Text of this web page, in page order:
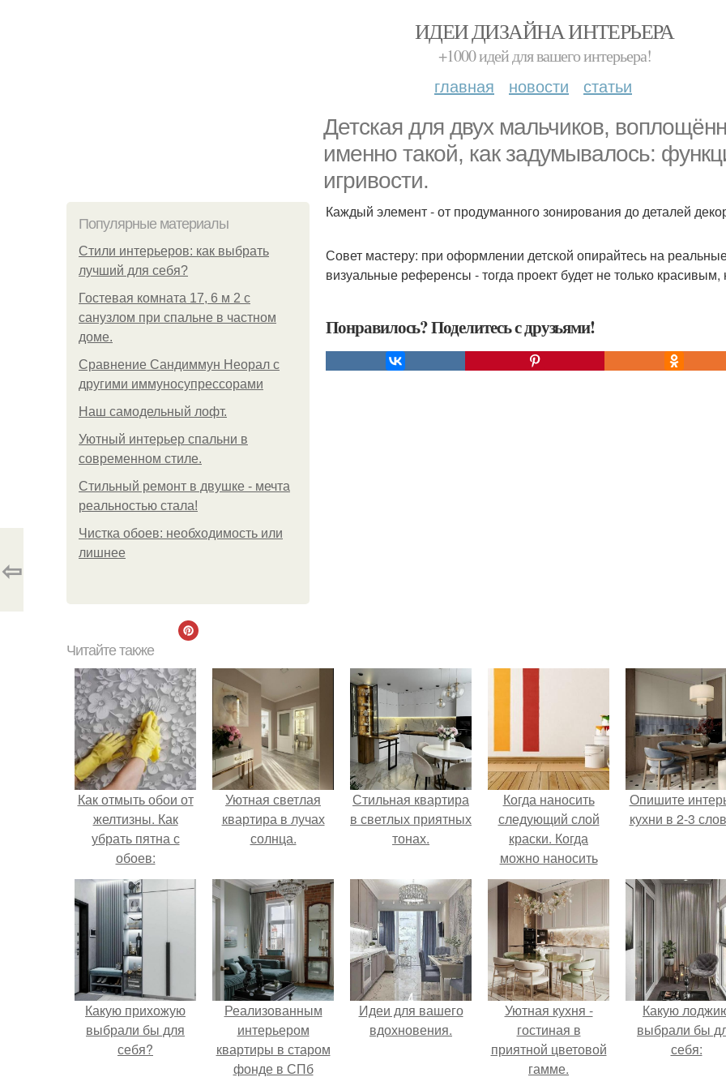
ИДЕИ ДИЗАЙНА ИНТЕРЬЕРА
+1000 идей для вашего интерьера!
главная новости статьи
Детская для двух мальчиков,
именно такой, как задумывалось:
игривости.
Популярные материалы
Стили интерьеров: как выбрать
лучший для себя?
Гостевая комната 17, 6 м 2 с
санузлом при спальне в частном
доме.
Сравнение Сандиммун Неорал с
другими иммуносупрессорами
Наш самодельный лофт.
Уютный интерьер спальни в
современном стиле.
Стильный ремонт в двушке - мечта
реальностью стала!
Чистка обоев: необходимость или
лишнее
Каждый элемент - от продуманного зонирования до деталей
Совет мастеру: при оформлении детской опирайтесь на
визуальные референсы - тогда проект будет не только
Понравилось? Поделитесь с друзьями!
⇦
Читайте также
Как отмыть обои от
желтизны. Как
убрать пятна с
обоев:
эффективные
народные средства
Уютная светлая
квартира в лучах
солнца.
Стильная квартира
в светлых приятных
тонах.
Когда наносить
следующий слой
краски. Когда
можно наносить
второй слой
краски?
Опишите
кухни в 2-3
Какую прихожую
выбрали бы для
себя?
Реализованным
интерьером
квартиры в старом
фонде в СПб
Идеи для вашего
вдохновения.
Уютная кухня -
гостиная в
приятной цветовой
гамме.
Какую
выбрали бы
себя: